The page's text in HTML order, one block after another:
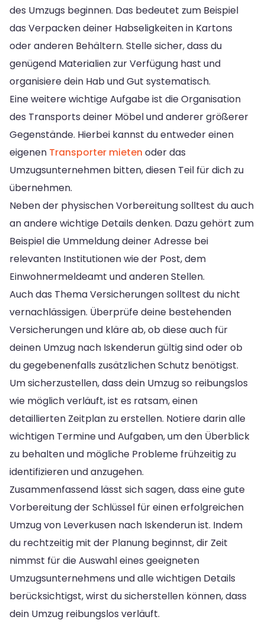
des Umzugs beginnen. Das bedeutet zum Beispiel
das Verpacken deiner Habseligkeiten in Kartons
oder anderen Behältern. Stelle sicher, dass du
genügend Materialien zur Verfügung hast und
organisiere dein Hab und Gut systematisch.
Eine weitere wichtige Aufgabe ist die Organisation
des Transports deiner Möbel und anderer größerer
Gegenstände. Hierbei kannst du entweder einen
eigenen Transporter mieten oder das
Umzugsunternehmen bitten, diesen Teil für dich zu
übernehmen.
Neben der physischen Vorbereitung solltest du auch
an andere wichtige Details denken. Dazu gehört zum
Beispiel die Ummeldung deiner Adresse bei
relevanten Institutionen wie der Post, dem
Einwohnermeldeamt und anderen Stellen.
Auch das Thema Versicherungen solltest du nicht
vernachlässigen. Überprüfe deine bestehenden
Versicherungen und kläre ab, ob diese auch für
deinen Umzug nach Iskenderun gültig sind oder ob
du gegebenenfalls zusätzlichen Schutz benötigst.
Um sicherzustellen, dass dein Umzug so reibungslos
wie möglich verläuft, ist es ratsam, einen
detaillierten Zeitplan zu erstellen. Notiere darin alle
wichtigen Termine und Aufgaben, um den Überblick
zu behalten und mögliche Probleme frühzeitig zu
identifizieren und anzugehen.
Zusammenfassend lässt sich sagen, dass eine gute
Vorbereitung der Schlüssel für einen erfolgreichen
Umzug von Leverkusen nach Iskenderun ist. Indem
du rechtzeitig mit der Planung beginnst, dir Zeit
nimmst für die Auswahl eines geeigneten
Umzugsunternehmens und alle wichtigen Details
berücksichtigst, wirst du sicherstellen können, dass
dein Umzug reibungslos verläuft.